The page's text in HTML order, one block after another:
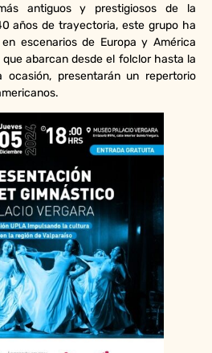
antiguos y prestigiosos de la
años de trayectoria, este grupo ha
escenarios de Europa y América
abarcan desde el folclor hasta la
ocasión, presentarán un repertorio